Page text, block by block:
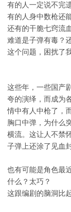
有的人一定说不完
有的人身中数枪还
还有的干脆七窍流血
难道是子弹有毒？
这个问题，困扰了
这些年，一些国产
夸的演绎，而成为
情中有人中枪了，
胸口中弹，为什么
横流。这让人不禁
子弹上还涂了见血
也有可能是角色最
什么？太巧？
这跟编剧的脑洞比